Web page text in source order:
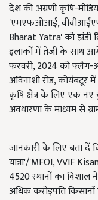
देश की अग्रणी कृषि-
'एमएफओआई, वीवीआईएफ
Bharat Yatra' को झंडी
इलाकों में तेजी के साथ
फरवरी, 2024 को फ्लैग-
अविनाशी रोड, कोयंबटूर
कृषि क्षेत्र के लिए एक
अवधारणा के माध्यम से
जानकारी के लिए बता
यात्रा'/'MFOI, VVIF
4520 स्थानों का विशाल
अधिक करोड़पति